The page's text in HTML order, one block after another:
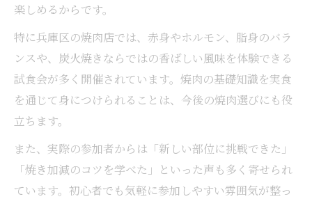
楽しめるからです。
特に兵庫区の焼肉店では、赤身やホルモン、脂身のバラ
ンスや、炭火焼きならではの香ばしい風味を体験できる
試食会が多く開催されています。焼肉の基礎知識を実食
を通じて身につけられることは、今後の焼肉選びにも役
立ちます。
また、実際の参加者からは「新しい部位に挑戦できた」
「焼き加減のコツを学べた」といった声も多く寄せられ
ています。初心者でも気軽に参加しやすい雰囲気が整っ